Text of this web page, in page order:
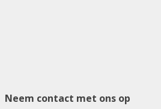
Neem contact met ons op